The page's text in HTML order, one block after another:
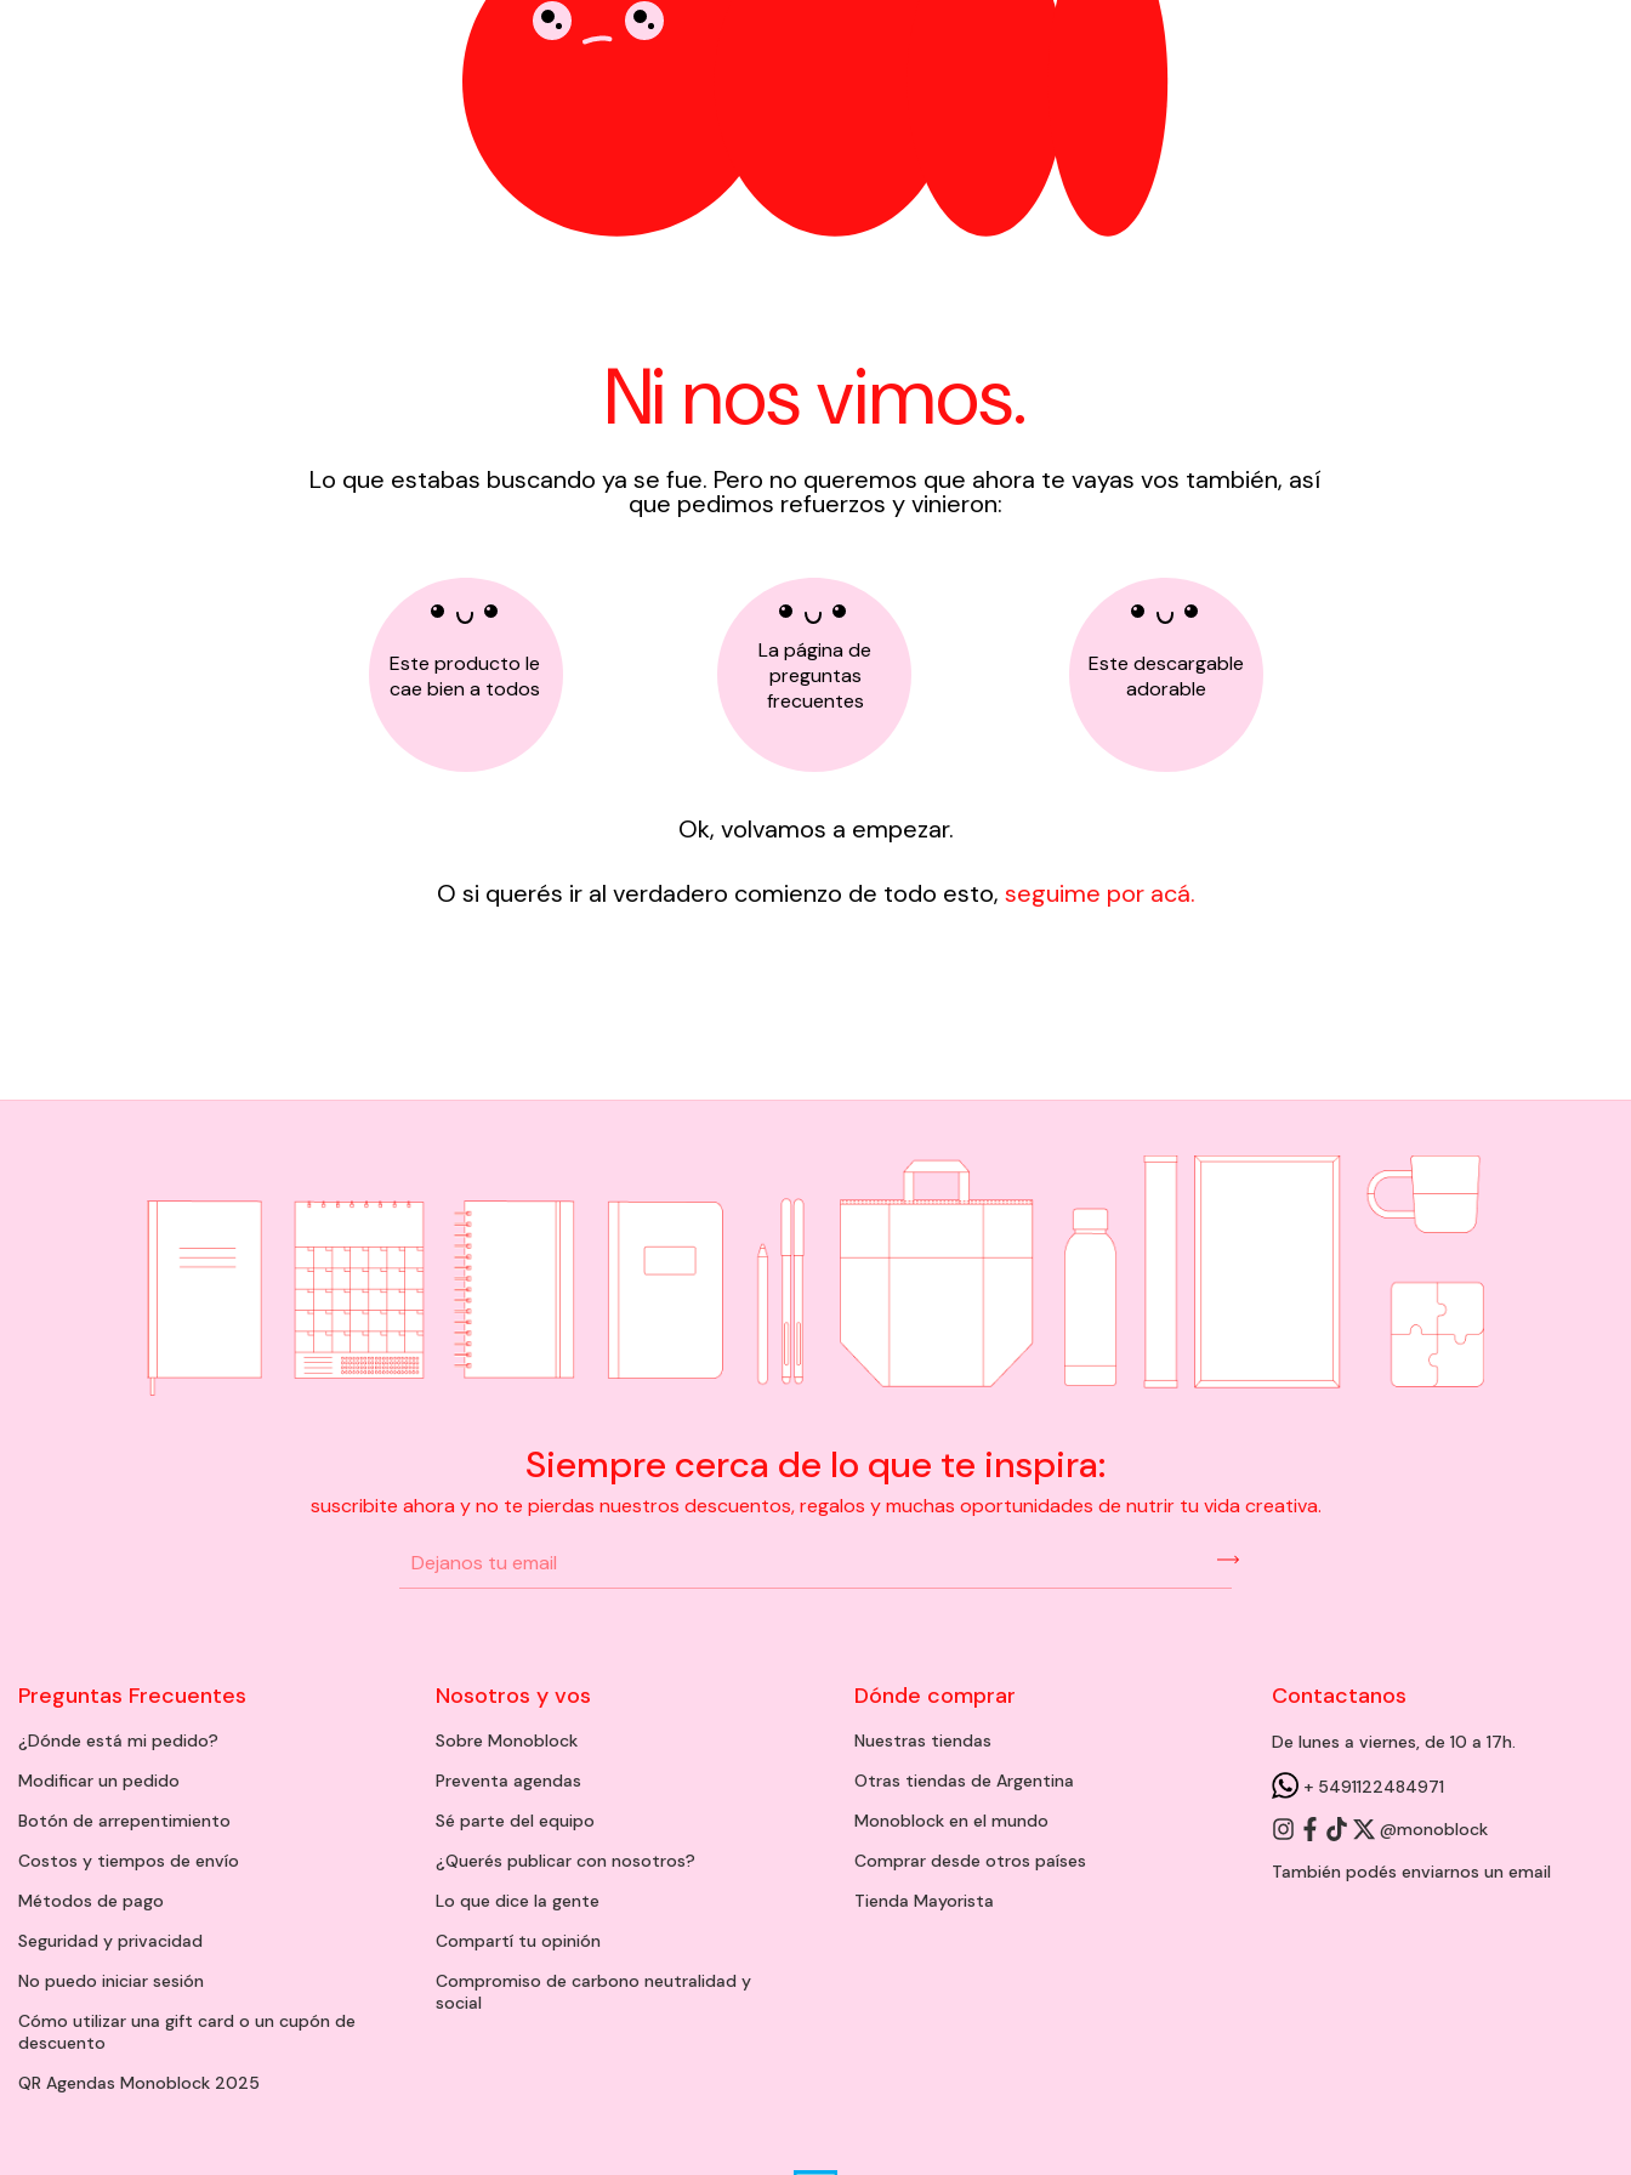
Ni nos vimos.
Lo que estabas buscando ya se fue. Pero no queremos que ahora te vayas vos también, así
que pedimos refuerzos y vinieron:
Este producto le
cae bien a todos
La página de
preguntas
frecuentes
Este descargable
adorable
Ok, volvamos a empezar.
O si querés ir al verdadero comienzo de todo esto, seguime por acá.
Siempre cerca de lo que te inspira:
suscribite ahora y no te pierdas nuestros descuentos, regalos y muchas oportunidades de nutrir tu vida creativa.
Preguntas Frecuentes
¿Dónde está mi pedido?
Modificar un pedido
Botón de arrepentimiento
Costos y tiempos de envío
Métodos de pago
Seguridad y privacidad
No puedo iniciar sesión
Cómo utilizar una gift card o un cupón de
descuento
QR Agendas Monoblock 2025
Nosotros y vos
Sobre Monoblock
Preventa agendas
Sé parte del equipo
¿Querés publicar con nosotros?
Lo que dice la gente
Compartí tu opinión
Compromiso de carbono neutralidad y
social
Dónde comprar
Nuestras tiendas
Otras tiendas de Argentina
Monoblock en el mundo
Comprar desde otros países
Tienda Mayorista
Contactanos
De lunes a viernes, de 10 a 17h.
+ 5491122484971
@monoblock
También podés enviarnos un email